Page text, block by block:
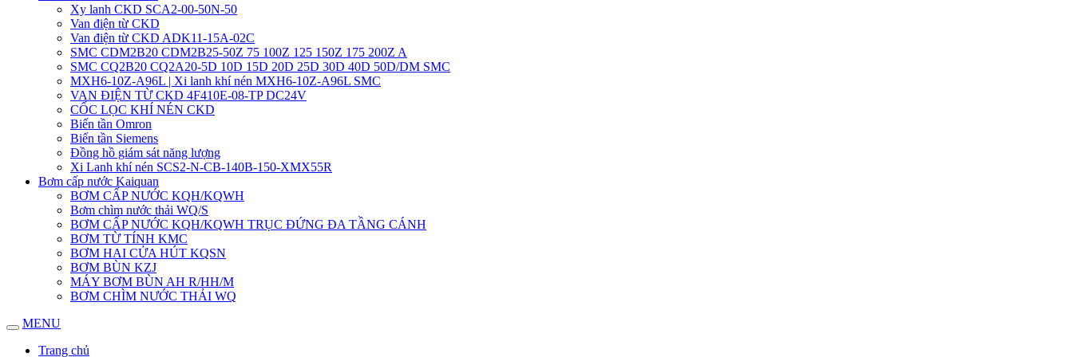
Xy lanh CKD SCA2-00-50N-50
Van điện từ CKD
Van điện từ CKD ADK11-15A-02C
SMC CDM2B20 CDM2B25-50Z 75 100Z 125 150Z 175 200Z A
SMC CQ2B20 CQ2A20-5D 10D 15D 20D 25D 30D 40D 50D/DM SMC
MXH6-10Z-A96L | Xi lanh khí nén MXH6-10Z-A96L SMC
VAN ĐIỆN TỪ CKD 4F410E-08-TP DC24V
CỐC LỌC KHÍ NÉN CKD
Biến tần Omron
Biến tần Siemens
Đồng hồ giám sát năng lượng
Xi Lanh khí nén SCS2-N-CB-140B-150-XMX55R
Bơm cấp nước Kaiquan
BƠM CẤP NƯỚC KQH/KQWH
Bơm chìm nước thải WQ/S
BƠM CẤP NƯỚC KQH/KQWH TRỤC ĐỨNG ĐA TẦNG CÁNH
BƠM TỪ TÍNH KMC
BƠM HAI CỬA HÚT KQSN
BƠM BÙN KZJ
MÁY BƠM BÙN AH R/HH/M
BƠM CHÌM NƯỚC THẢI WQ
MENU
Trang chủ